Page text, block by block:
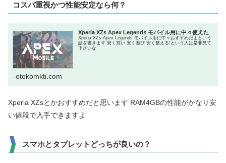
コスパ重視かつ性能安定なら何？
Xperia XZs Apex Legends モバイル用に中々使えた
Xperia XZs Apex Legends モバイル用に中々おすすめだよという
話を書きます 安く買い 安く遊び 安く整える!という人は是非見て
下さいな
otokomkti.com
Xperia XZsとかおすすめだと思います RAM4GBの性能がかなり安
い値段で入手できますよ
スマホとタブレットどっちが良いの？